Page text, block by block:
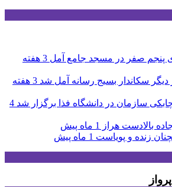
پنجم صفر در مسجد جامع آمل
3 هفته
دیگر سکاندار بسیج رسانه آمل شد
3 هفته
سازمان در دانشگاه فذا برگزار شد 4
بالادست هراز
1 ماه پیش
زنده و پویاست 1 ماه پیش